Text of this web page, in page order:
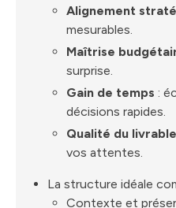
Alignement
mesurables.
Maîtrise
surprise.
Gain de temps :
décisions rapides.
Qualité du livrable
vos attentes.
La structure idéale
Contexte et